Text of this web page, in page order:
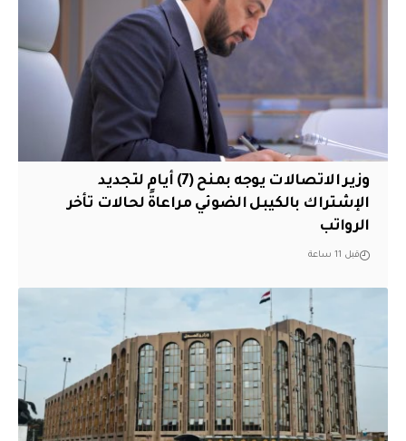
وزير الاتصالات يوجه بمنح (7) أيام لتجديد
الإشتراك بالكيبل الضوئي مراعاةً لحالات تأخر
الرواتب
قبل 11 ساعة